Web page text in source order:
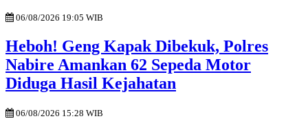
06/08/2026 19:05 WIB
Heboh! Geng Kapak Dibekuk, Polres
Nabire Amankan 62 Sepeda Motor
Diduga Hasil Kejahatan
06/08/2026 15:28 WIB